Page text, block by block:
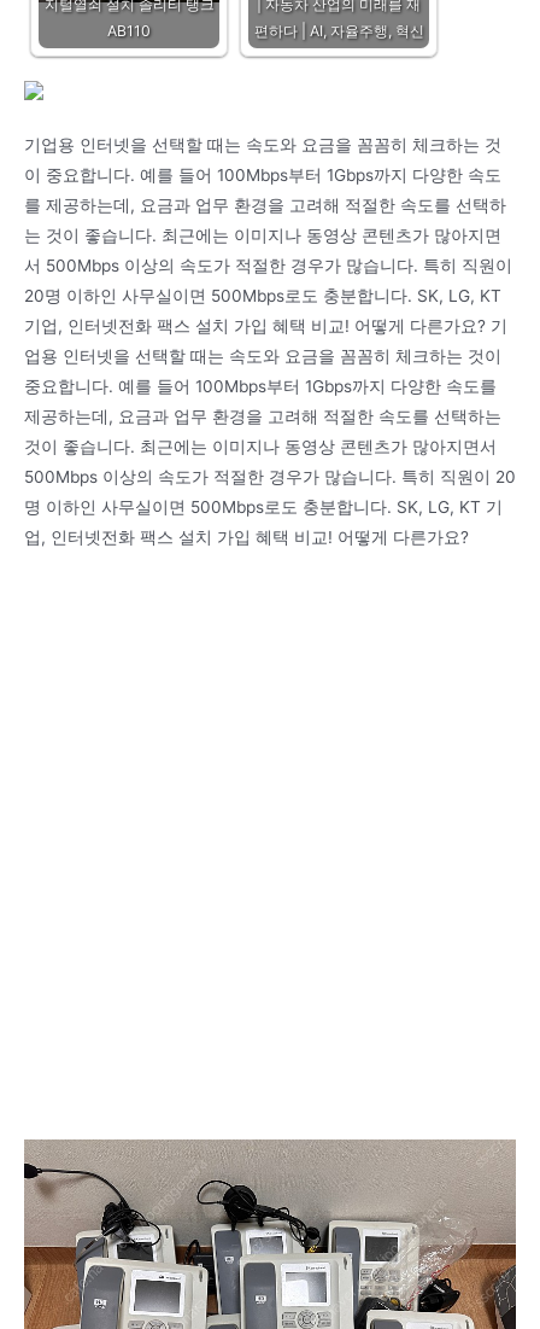
지털열쇠 설치 솔리티 탱크
AB110
| 자동차 산업의 미래를 재
편하다 | AI, 자율주행, 혁신
기업용 인터넷을 선택할 때는 속도와 요금을 꼼꼼히 체크하는 것
이 중요합니다. 예를 들어 100Mbps부터 1Gbps까지 다양한 속도
를 제공하는데, 요금과 업무 환경을 고려해 적절한 속도를 선택하
는 것이 좋습니다. 최근에는 이미지나 동영상 콘텐츠가 많아지면
서 500Mbps 이상의 속도가 적절한 경우가 많습니다. 특히 직원이
20명 이하인 사무실이면 500Mbps로도 충분합니다. SK, LG, KT
기업, 인터넷전화 팩스 설치 가입 혜택 비교! 어떻게 다른가요? 기
업용 인터넷을 선택할 때는 속도와 요금을 꼼꼼히 체크하는 것이
중요합니다. 예를 들어 100Mbps부터 1Gbps까지 다양한 속도를
제공하는데, 요금과 업무 환경을 고려해 적절한 속도를 선택하는
것이 좋습니다. 최근에는 이미지나 동영상 콘텐츠가 많아지면서
500Mbps 이상의 속도가 적절한 경우가 많습니다. 특히 직원이 20
명 이하인 사무실이면 500Mbps로도 충분합니다. SK, LG, KT 기
업, 인터넷전화 팩스 설치 가입 혜택 비교! 어떻게 다른가요?